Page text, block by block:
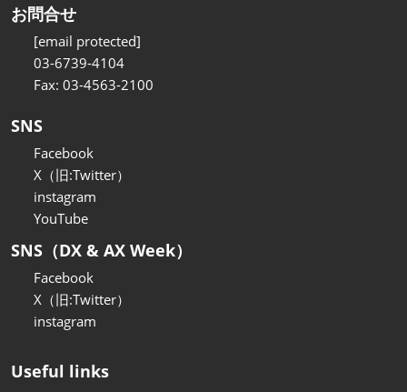
お問合せ
[email protected]
03-6739-4104
Fax: 03-4563-2100
SNS
Facebook
X（旧:Twitter）
instagram
YouTube
SNS（DX & AX Week）
Facebook
X（旧:Twitter）
instagram
Useful links